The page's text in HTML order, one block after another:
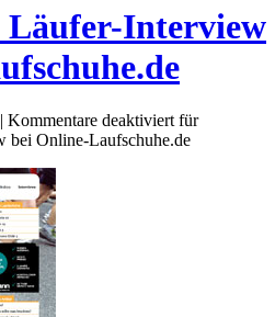
Interview
| Kommentare deaktiviert für
bei Online-Laufschuhe.de